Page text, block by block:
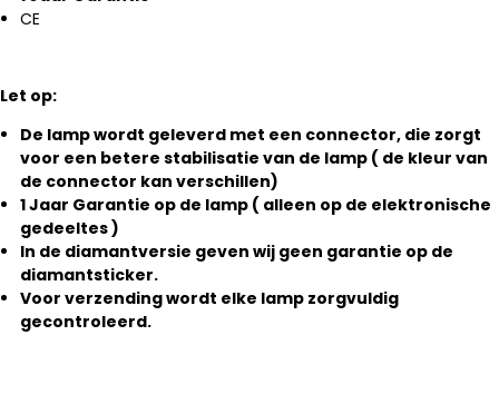
CE
Let op:
De lamp wordt geleverd met een connector, die zorgt
voor een betere stabilisatie van de lamp ( de kleur van
de connector kan verschillen)
1 Jaar Garantie op de lamp ( alleen op de elektronische
gedeeltes )
In de diamantversie geven wij geen garantie op de
diamantsticker.
Voor verzending wordt elke lamp zorgvuldig
gecontroleerd.